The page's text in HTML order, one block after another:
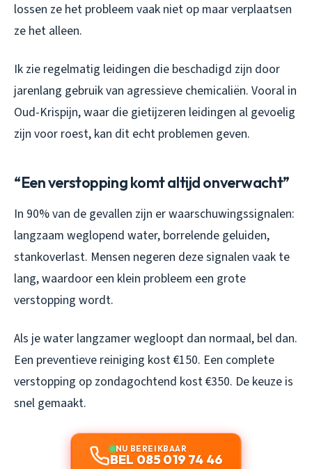
lossen ze het probleem vaak niet op maar verplaatsen
ze het alleen.
Ik zie regelmatig leidingen die beschadigd zijn door
jarenlang gebruik van agressieve chemicaliën. Vooral in
Oud-Krispijn, waar die gietijzeren leidingen al gevoelig
zijn voor roest, kan dit echt problemen geven.
“Een verstopping komt altijd onverwacht”
In 90% van de gevallen zijn er waarschuwingssignalen:
langzaam weglopend water, borrelende geluiden,
stankoverlast. Mensen negeren deze signalen vaak te
lang, waardoor een klein probleem een grote
verstopping wordt.
Als je water langzamer wegloopt dan normaal, bel dan.
Een preventieve reiniging kost €150. Een complete
verstopping op zondagochtend kost €350. De keuze is
snel gemaakt.
NU BEREIKBAAR
BEL 085 019 74 46